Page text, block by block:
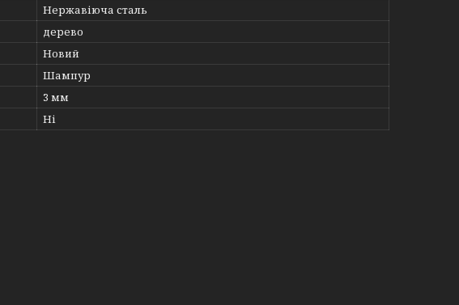
Нержавіюча сталь
дерево
Новий
Шампур
3 мм
Ні